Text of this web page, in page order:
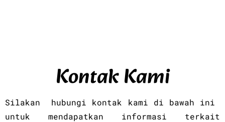
Kontak Kami
Silakan hubungi kontak kami di bawah ini
untuk mendapatkan informasi terkait